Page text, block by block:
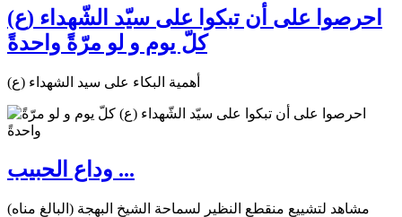
احرصوا على أن تبكوا على سيّد الشّهداء (ع)
كلّ يوم و لو مرّةً واحدةً
أهمية البكاء على سيد الشهداء (ع)
وداع الحبيب ...
مشاهد لتشييع منقطع النظير لسماحة الشيخ البهجة (البالغ مناه)